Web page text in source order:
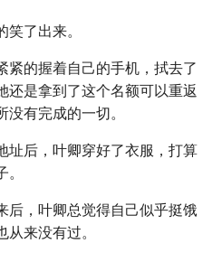
了出来。
紧的握着自己的手机，拭去了
还是拿到了这个名额可以重返
有完成的一切。
址后，叶卿穿好了衣服，打算
后，叶卿总觉得自己似乎挺饿
来没有过。